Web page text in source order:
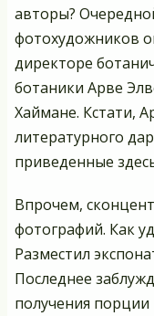
авторы?
фотохудожников
директоре
ботаники Арве
Хаймане. Кстати,
литературного
приведенные
Впрочем,
фотографий. Как
Разместил
Последнее
получения